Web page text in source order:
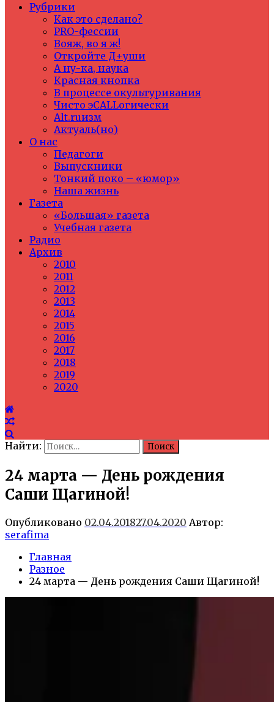
Рубрики
Как это сделано?
PRO-фессии
Вояж, во я ж!
Откройте Д+уши
А ну-ка, наука
Красная кнопка
В процессе окультуривания
Чисто эCALLогически
Alt.ruизм
Актуаль(но)
О нас
Педагоги
Выпускники
Тонкий поко – «юмор»
Наша жизнь
Газета
«Большая» газета
Учебная газета
Радио
Архив
2010
2011
2012
2013
2014
2015
2016
2017
2018
2019
2020
Найти:
24 марта — День рождения
Саши Щагиной!
Опубликовано 02.04.201827.04.2020 Автор:
serafima
Главная
Разное
24 марта — День рождения Саши Щагиной!